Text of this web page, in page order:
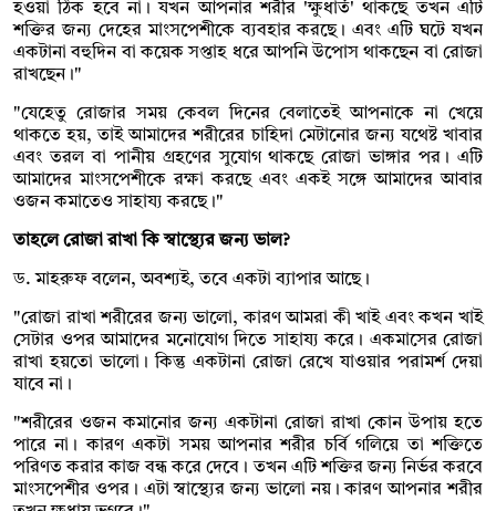
হওয়া ঠিক হবে না। যখন আপনার শরীর 'ক্ষুধার্ত' থাকছে তখন এটি
শক্তির জন্য দেহের মাংসপেশীকে ব্যবহার করছে। এবং এটি ঘটে যখন
একটানা বহুদিন বা কয়েক সপ্তাহ ধরে আপনি উপোস থাকছেন বা রোজা
রাখছেন।"
"যেহেতু রোজার সময় কেবল দিনের বেলাতেই আপনাকে না খেয়ে
থাকতে হয়, তাই আমাদের শরীরের চাহিদা মেটানোর জন্য যথেষ্ট খাবার
এবং তরল বা পানীয় গ্রহণের সুযোগ থাকছে রোজা ভাঙ্গার পর। এটি
আমাদের মাংসপেশীকে রক্ষা করছে এবং একই সঙ্গে আমাদের আবার
ওজন কমাতেও সাহায্য করছে।"
তাহলে রোজা রাখা কি স্বাস্থ্যের জন্য ভাল?
ড. মাহরুফ বলেন, অবশ্যই, তবে একটা ব্যাপার আছে।
"রোজা রাখা শরীরের জন্য ভালো, কারণ আমরা কী খাই এবং কখন খাই
সেটার ওপর আমাদের মনোযোগ দিতে সাহায্য করে। একমাসের রোজা
রাখা হয়তো ভালো। কিন্তু একটানা রোজা রেখে যাওয়ার পরামর্শ দেয়া
যাবে না।
"শরীরের ওজন কমানোর জন্য একটানা রোজা রাখা কোন উপায় হতে
পারে না। কারণ একটা সময় আপনার শরীর চর্বি গলিয়ে তা শক্তিতে
পরিণত করার কাজ বন্ধ করে দেবে। তখন এটি শক্তির জন্য নির্ভর করবে
মাংসপেশীর ওপর। এটা স্বাস্থ্যের জন্য ভালো নয়। কারণ আপনার শরীর